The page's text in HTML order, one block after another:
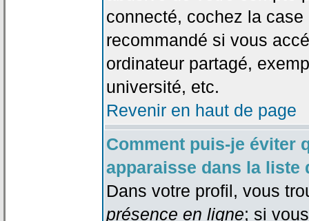
connecté, cochez la
recommandé si vous
ordinateur partagé,
université, etc.
Revenir en haut de page
Comment puis-je éviter
apparaisse dans la liste
Dans votre profil, vous
présence en ligne; si